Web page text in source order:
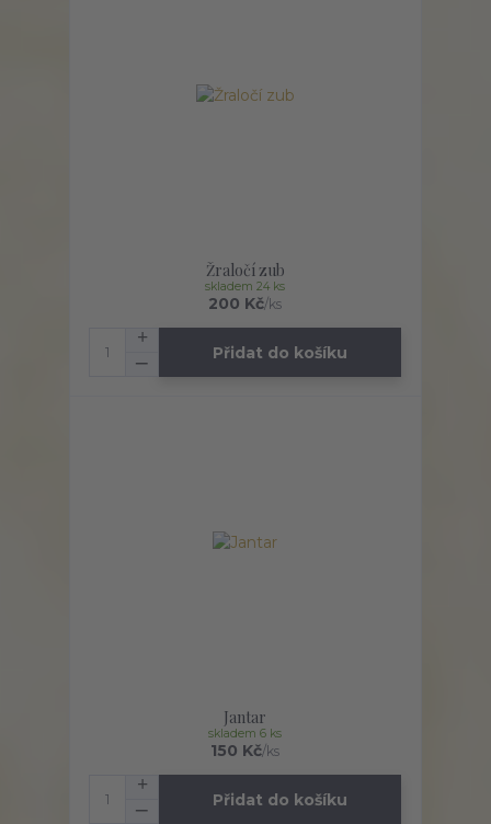
Žraločí zub
200 Kč/ks
skladem 24 ks
Přidat do košíku
Jantar
150 Kč/ks
skladem 6 ks
Přidat do košíku